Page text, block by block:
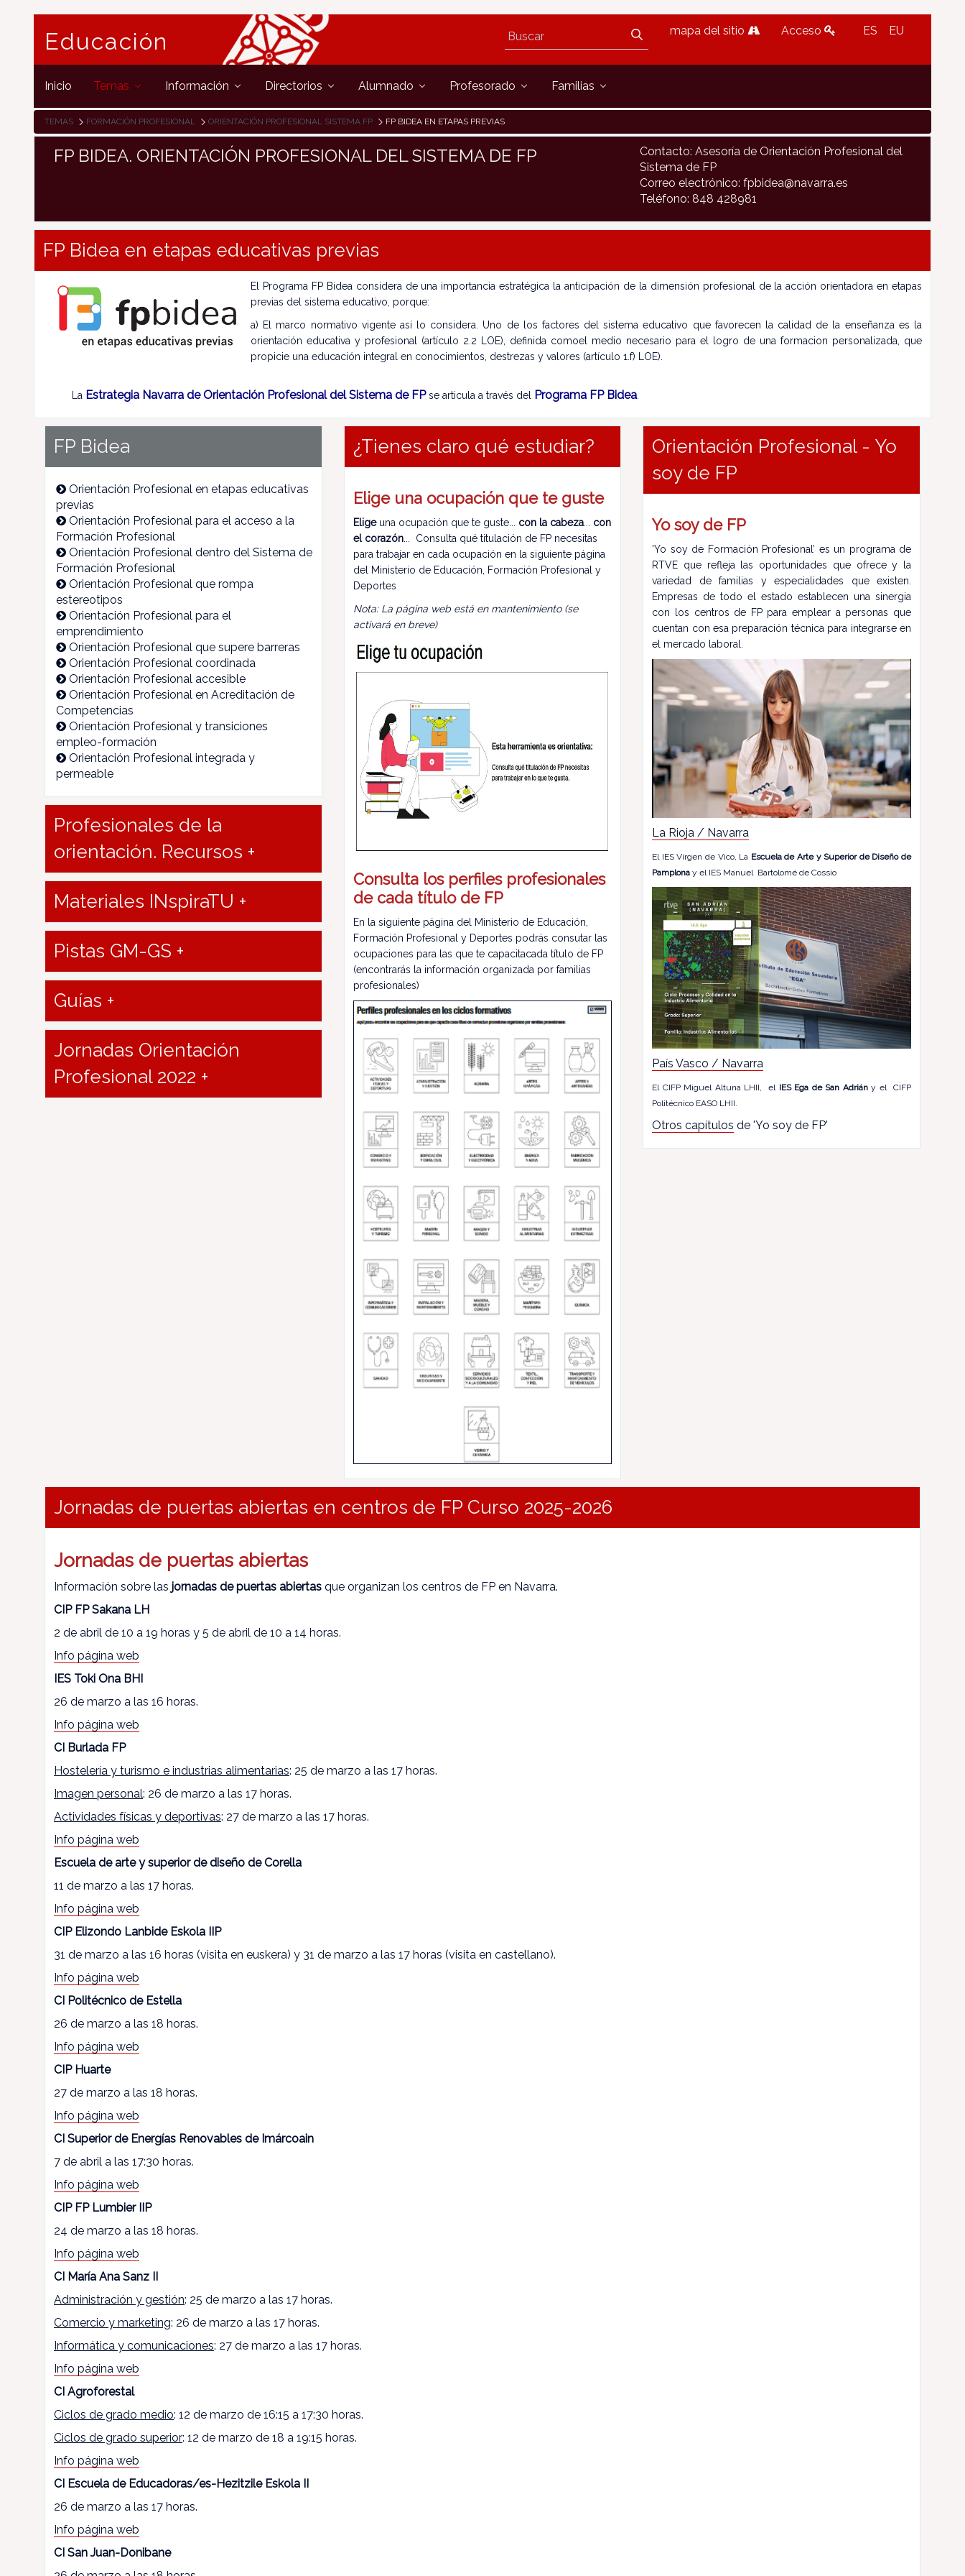
Educación mapa del sitio Acceso ES EU
Inicio Temas Información Directorios Alumnado Profesorado Familias
TEMAS FORMACIÓN PROFESIONAL ORIENTACIÓN PROFESIONAL SISTEMA FP FP BIDEA EN ETAPAS PREVIAS
FP BIDEA. ORIENTACIÓN PROFESIONAL DEL SISTEMA DE FP
Contacto: Asesoría de Orientación Profesional del
Sistema de FP
Correo electrónico: fpbidea@navarra.es
Teléfono: 848 428981
FP Bidea en etapas educativas previas
El Programa FP Bidea considera de una importancia estratégica la anticipación de la dimensión profesional de la acción orientadora en etapas
previas del sistema educativo, porque:
a) El marco normativo vigente así lo considera. Uno de los factores del sistema educativo que favorecen la calidad de la enseñanza es la
orientación educativa y profesional (artículo 2.2 LOE), definida comoel medio necesario para el logro de una formacion personalizada, que
propicie una educación integral en conocimientos, destrezas y valores (artículo 1.f) LOE).
La Estrategia Navarra de Orientación Profesional del Sistema de FPse articula a través del Programa FP Bidea
FP Bidea
Orientación Profesional en etapas educativas
previas
Orientación Profesional para el acceso a la
Formación Profesional
Orientación Profesional dentro del Sistema de
Formación Profesional
Orientación Profesional que rompa
estereotipos
Orientación Profesional para el
emprendimiento
Orientación Profesional que supere barreras
Orientación Profesional coordinada
Orientación Profesional accesible
Orientación Profesional en Acreditación de
Competencias
Orientación Profesional y transiciones
empleo-formación
Orientación Profesional integrada y
permeable
Profesionales de la
orientación. Recursos +
Materiales INspiraTU +
Pistas GM-GS +
Guías +
Jornadas Orientación
Profesional 2022 +
¿Tienes claro qué estudiar?
Elige una ocupación que te guste
Elige una ocupación que te guste... con la cabeza... con
el corazón... Consulta qué titulación de FP necesitas
para trabajar en cada ocupación en la siguiente página
del Ministerio de Educación, Formación Profesional y
Deportes
Nota: La página web está en mantenimiento (se
activará en breve)
Consulta los perfiles profesionales
de cada título de FP
En la siguiente página del Ministerio de Educación,
Formación Profesional y Deportes podrás consutar las
ocupaciones para las que te capacitacada título de FP
(encontrarás la información organizada por familias
profesionales)
Orientación Profesional - Yo
soy de FP
Yo soy de FP
'Yo soy de Formación Profesional’ es un programa de
RTVE que refleja las oportunidades que ofrece y la
variedad de familias y especialidades que existen.
Empresas de todo el estado establecen una sinergia
con los centros de FP para emplear a personas que
cuentan con esa preparación técnica para integrarse en
el mercado laboral.
La Rioja / Navarra
El IES Virgen de Vico, La Escuela de Arte y Superior de Diseño de
Pamplona y el IES Manuel Bartolomé de Cossío
País Vasco / Navarra
El CIFP Miguel Altuna LHII, el IES Ega de San Adriány el CIFP
Politécnico EASO LHII.
Otros capítulos de 'Yo soy de FP'
Jornadas de puertas abiertas en centros de FP Curso 2025-2026
Jornadas de puertas abiertas
Información sobre las jornadas de puertas abiertas que organizan los centros de FP en Navarra.
CIP FP Sakana LH
2 de abril de 10 a 19 horas y 5 de abril de 10 a 14 horas.
Info página web
IES Toki Ona BHI
26 de marzo a las 16 horas.
Info página web
CI Burlada FP
Hostelería y turismo e industrias alimentarias: 25 de marzo a las 17 horas.
Imagen personal: 26 de marzo a las 17 horas.
Actividades físicas y deportivas: 27 de marzo a las 17 horas.
Info página web
Escuela de arte y superior de diseño de Corella
11 de marzo a las 17 horas.
Info página web
CIP Elizondo Lanbide Eskola IIP
31 de marzo a las 16 horas (visita en euskera) y 31 de marzo a las 17 horas (visita en castellano).
Info página web
CI Politécnico de Estella
26 de marzo a las 18 horas.
Info página web
CIP Huarte
27 de marzo a las 18 horas.
Info página web
CI Superior de Energías Renovables de Imárcoain
7 de abril a las 17:30 horas.
Info página web
CIP FP Lumbier IIP
24 de marzo a las 18 horas.
Info página web
CI María Ana Sanz II
Administración y gestión: 25 de marzo a las 17 horas.
Comercio y marketing: 26 de marzo a las 17 horas.
Informática y comunicaciones: 27 de marzo a las 17 horas.
Info página web
CI Agroforestal
Ciclos de grado medio: 12 de marzo de 16:15 a 17:30 horas.
Ciclos de grado superior: 12 de marzo de 18 a 19:15 horas.
Info página web
CI Escuela de Educadoras/es-Hezitzile Eskola II
26 de marzo a las 17 horas.
Info página web
CI San Juan-Donibane